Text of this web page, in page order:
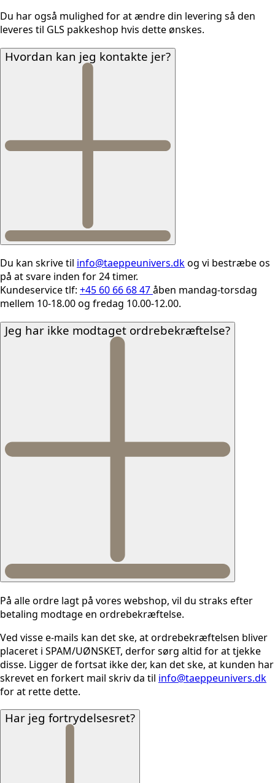
Du har også mulighed for at ændre din levering så den
leveres til GLS pakkeshop hvis dette ønskes.
Hvordan kan jeg kontakte jer?
Du kan skrive til info@taeppeunivers.dkog vi bestræbe os
på at svare inden for 24 timer.
Kundeservice tlf: +45 60 66 68 47åben mandag-torsdag
mellem 10-18.00 og fredag 10.00-12.00.
Jeg har ikke modtaget ordrebekræftelse?
På alle ordre lagt på vores webshop, vil du straks efter
betaling modtage en ordrebekræftelse.
Ved visse e-mails kan det ske, at ordrebekræftelsen bliver
placeret i SPAM/UØNSKET, derfor sørg altid for at tjekke
disse. Ligger de fortsat ikke der, kan det ske, at kunden har
skrevet en forkert mail skriv da til info@taeppeunivers.dk
for at rette dette.
Har jeg fortrydelsesret?